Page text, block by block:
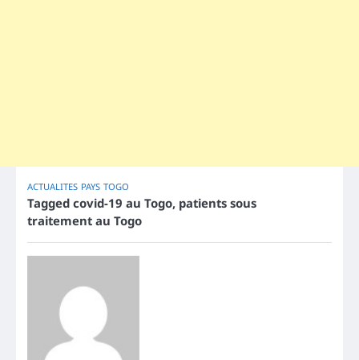
ACTUALITES PAYS TOGO
Tagged covid-19 au Togo, patients sous
traitement au Togo